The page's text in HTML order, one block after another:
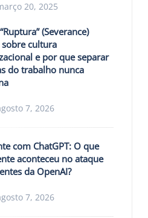
20, 2025
(Severance)
cultura
e por que separar
do trabalho nunca
7, 2026
com ChatGPT: O que
aconteceu no ataque
da OpenAI?
7, 2026